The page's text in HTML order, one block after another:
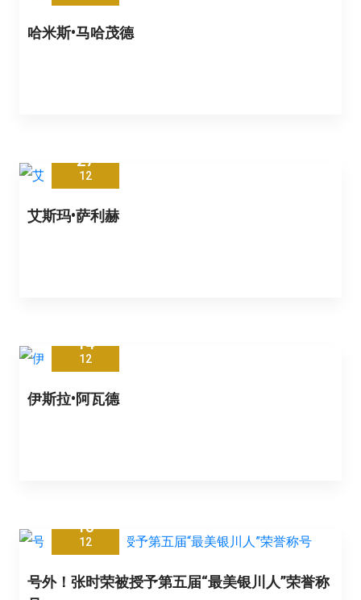
哈米斯•马哈茂德
27
12
艾斯玛•萨利赫
14
12
伊斯拉•阿瓦德
13
12
号外！张时荣被授予第五届“最美银川人”荣誉称